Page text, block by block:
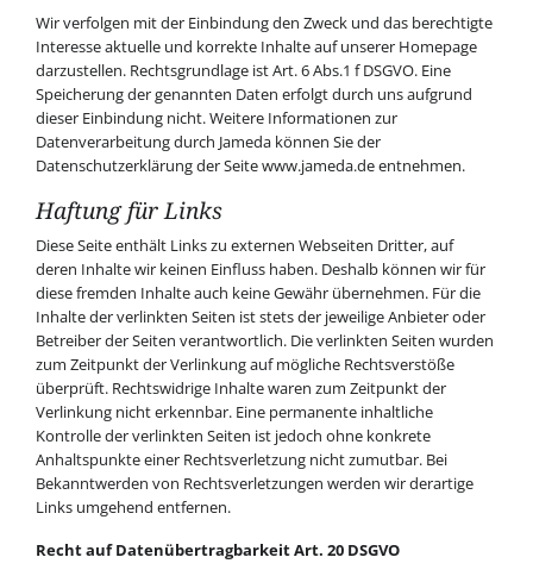
Wir verfolgen mit der Einbindung den Zweck und das berechtigte
Interesse aktuelle und korrekte Inhalte auf unserer Homepage
darzustellen. Rechtsgrundlage ist Art. 6 Abs.1 f DSGVO. Eine
Speicherung der genannten Daten erfolgt durch uns aufgrund
dieser Einbindung nicht. Weitere Informationen zur
Datenverarbeitung durch Jameda können Sie der
Datenschutzerklärung der Seite www.jameda.de entnehmen.
Haftung für Links
Diese Seite enthält Links zu externen Webseiten Dritter, auf
deren Inhalte wir keinen Einfluss haben. Deshalb können wir für
diese fremden Inhalte auch keine Gewähr übernehmen. Für die
Inhalte der verlinkten Seiten ist stets der jeweilige Anbieter oder
Betreiber der Seiten verantwortlich. Die verlinkten Seiten wurden
zum Zeitpunkt der Verlinkung auf mögliche Rechtsverstöße
überprüft. Rechtswidrige Inhalte waren zum Zeitpunkt der
Verlinkung nicht erkennbar. Eine permanente inhaltliche
Kontrolle der verlinkten Seiten ist jedoch ohne konkrete
Anhaltspunkte einer Rechtsverletzung nicht zumutbar. Bei
Bekanntwerden von Rechtsverletzungen werden wir derartige
Links umgehend entfernen.
Recht auf Datenübertragbarkeit Art. 20 DSGVO